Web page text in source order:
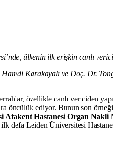
ülkenin ilk erişkin canlı
Karakayalı ve Doç. Dr.
özellikle canlı vericiden
öncülük ediyor. Bunun son
Atakent Hastanesi Organ
defa Leiden Üniversitesi